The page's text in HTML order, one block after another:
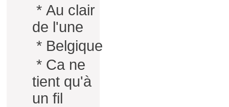
* Au clair
de l'une
* Belgique
* Ca ne
tient qu'à
un fil